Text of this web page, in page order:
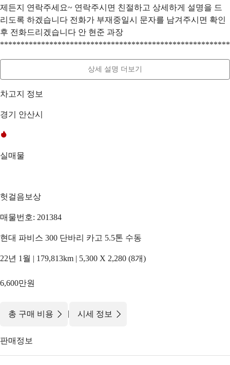
제든지 연락주세요~ 연락주시면 친절하고 상세하게 설명을 드
리도록 하겠습니다 전화가 부재중일시 문자를 남겨주시면 확인
후 전화드리겠습니다 안 현준 과장
상세 설명 더보기
차고지 정보
경기 안산시
실매물
헛걸음보상
매물번호: 201384
현대 파비스 300 단바리 카고 5.5톤 수동
22년 1월 | 179,813km | 5,300 X 2,280 (8개)
6,600만원
총 구매 비용 | 시세 정보
판매정보